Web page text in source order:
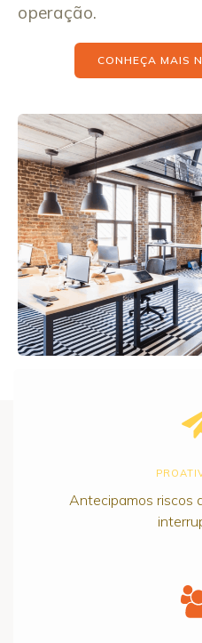
operação.
CONHEÇA MAIS
Antecipamos riscos